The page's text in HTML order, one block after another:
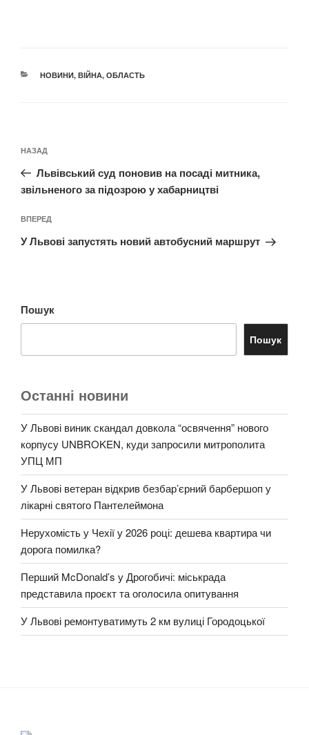
КАТЕГОРІЇ
НОВИНИ, ВІЙНА, ОБЛАСТЬ
записів
Попередній
запис:
НАЗАД
Львівський суд поновив на посаді митника,
звільненого за підозрою у хабарництві
Наступний
запис
ВПЕРЕД
У Львові запустять новий автобусний маршрут
Пошук
Пошук
Останні новини
У Львові виник скандал довкола “освячення” нового
корпусу UNBROKEN, куди запросили митрополита
УПЦ МП
У Львові ветеран відкрив безбар’єрний барбершоп у
лікарні святого Пантелеймона
Нерухомість у Чехії у 2026 році: дешева квартира чи
дорога помилка?
Перший McDonald’s у Дрогобичі: міськрада
представила проєкт та оголосила опитування
У Львові ремонтуватимуть 2 км вулиці Городоцької